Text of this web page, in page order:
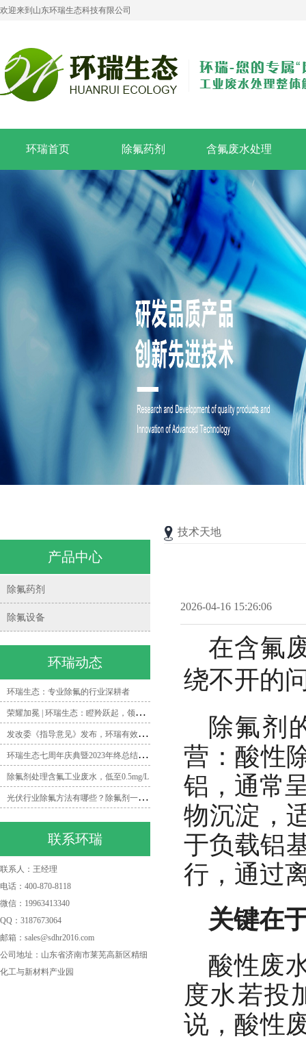
欢迎来到山东环瑞生态科技有限公司
环瑞首页 除氟药剂 含氟废水处理
产品中心
除氟药剂
除氟设备
环瑞动态
环瑞生态：专业除氟的行业深耕者
荣
耀加冕 | 环瑞生态：瞪羚跃起，领跑除氟领域新时代
发
改委《指导意见》发布，环瑞有效打造矿井水除氟一体化解决方案
环
瑞生态七周年庆典暨2023年终总结会圆满落幕
除氟剂处理含氟工业废水，低至0.5mg/L
光
伏行业除氟方法有哪些？除氟剂一招帮你搞定！
联系环瑞
联系人：王经理
电话：400-870-8118
微信：19963413340
QQ：3187673064
邮箱：sales@sdhr2016.com
公司地址：山东省济南市莱芜高新区精细
化工与新材料产业园
技术天地
2026-04-16 15:26:06
在含氟
绕不开的
除氟剂
营：酸性
铝，通常
物沉淀，
于负载铝
行，通过
关键在
酸性废
度水若投
说，酸性